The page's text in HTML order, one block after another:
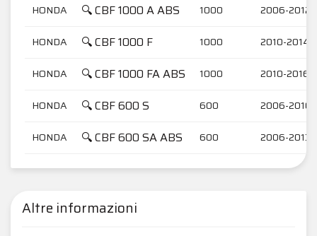
HONDA 🔍 CBF 1000 A ABS 1000 2006-2012
HONDA 🔍 CBF 1000 F 1000 2010-2014
HONDA 🔍 CBF 1000 FA ABS 1000 2010-2016
HONDA 🔍 CBF 600 S 600 2006-2010
HONDA 🔍 CBF 600 SA ABS 600 2006-2013
Altre informazioni